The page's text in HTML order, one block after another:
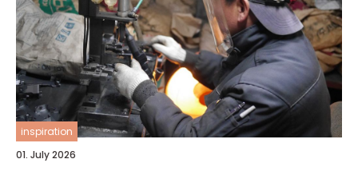
inspiration
01. July 2026